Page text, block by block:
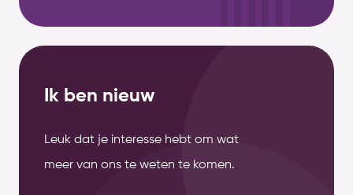
Ik ben nieuw
Leuk dat je interesse hebt om wat
meer van ons te weten te komen.